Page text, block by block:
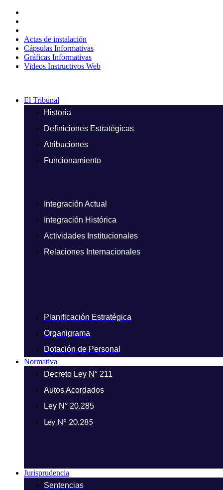
contenido
Actas de instalación
Cápsulas Informativas
Gráficas Informativas
Videos Instructivos Web
El Tribunal
Historia
Definiciones Estratégicas
Atribuciones
Funcionamiento
Integración Actual
Integración Histórica
Actividades Institucionales
Relaciones Internacionales
Planificación Estratégica
Organigrama
Dotación de Personal
Normativa
Decreto Ley N° 211
Autos Acordados
Ley N° 20.285
Ley N° 20.285
Jurisprudencia
Sentencias